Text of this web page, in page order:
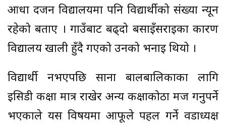
आधा दर्जन विद्यालयमा पनि विद्यार्थीको संख्या न्यून
रहेको बताए । गाउँबाट बढ्दो बसाइँसराइका कारण
विद्यालय खाली हुँदै गएको उनको भनाइ थियो ।
विद्यार्थी नभएपछि साना बालबालिकाका लागि
इसिडी कक्षा मात्र राखेर अन्य कक्षाकोठा मर्ज गर्नुपर्ने
भएकाले यस विषयमा आफूले पहल गर्ने वडाध्यक्ष